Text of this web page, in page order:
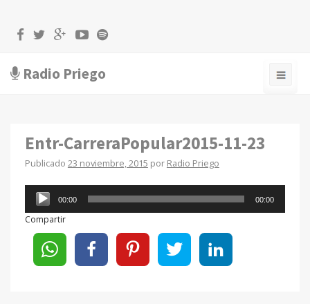
Radio Priego
Entr-CarreraPopular2015-11-23
Publicado 23 noviembre, 2015 por Radio Priego
Reproductor
audio
00:00 00:00
Compartir